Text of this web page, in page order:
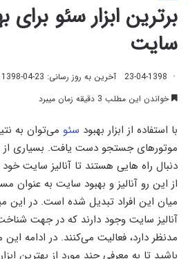
برترین ابزار سئو برای
سایت
23-04-1398 آخرین به روز رسانی: 23-04-1398
خواندن این مطلب 3 دقیقه زمان میبرد
با استفاده از ابزار بهبود سئو می‌توان به
موتورهای جستجو دست یافت. بسیاری از
دنبال راه هایی هستند تا آنالیز سایت
از این رو آنالیز و بهبود سایت به عنوان
میان این افراد تبدیل شده است. در این
آنالیز سایت وجود دارند که در جهت
مدنظر دارد، فعالیت می‌کنند. در ادامه
باشید تا به معرفی چند مورد از بهترین